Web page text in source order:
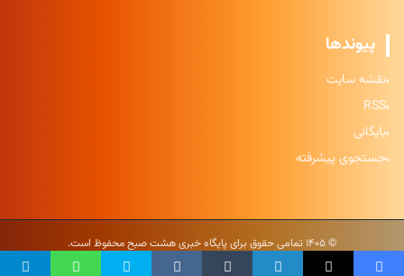
پیوندها
نقشه سایت
RSS
بایگانی
جستجوی پیشرفته
© ۱۴۰۵ تمامی حقوق برای پایگاه خبری هشت صبح محفوظ است.
حریم خصوصی|شرایط استفاده نقشه سایت